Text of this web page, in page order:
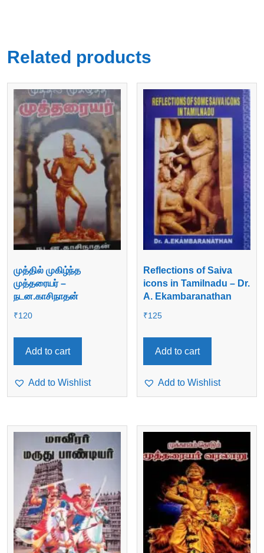
Related products
முத்தில் முகிழ்ந்த
முத்தரையர் –
நடன.காசிநாதன்
₹120
Add to cart
Add to Wishlist
Reflections of Saiva
icons in Tamilnadu – Dr.
A. Ekambaranathan
₹125
Add to cart
Add to Wishlist